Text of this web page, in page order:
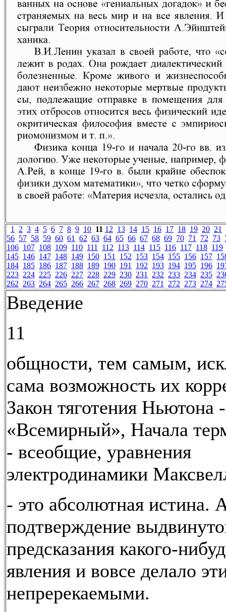
1 2 3 4 5 6 7 8 9 10 11 12 13 14 15 16 17 18 19 20 21
56 57 58 59 60 61 62 63 64 65 66 67 68 69 70 71 72 73
106 107 108 109 110 111 112 113 114 115 116 117 118 119
145 146 147 148 149 150 151 152 153 154 155 156 157
184 185 186 187 188 189 190 191 192 193 194 195 196
223 224 225 226 227 228 229 230 231 232 233 234 235
262 263 264 265 266 267 268 269 270 271 272 273 274
Введение
11
общности, тем самым,
сама возможность их
Закон тяготения Ньютона -
«Всемирный», Начала
- всеобщие, уравнения
электродинамики
- это абсолютная истина.
подтверждение
предсказания какого-
явления и вовсе делало
непререкаемыми.